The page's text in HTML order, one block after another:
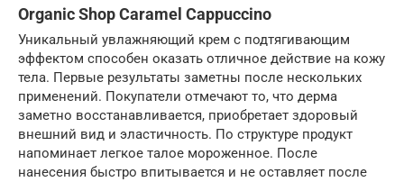
Organic Shop Caramel Cappuccino
Уникальный увлажняющий крем с подтягивающим
эффектом способен оказать отличное действие на кожу
тела. Первые результаты заметны после нескольких
применений. Покупатели отмечают то, что дерма
заметно восстанавливается, приобретает здоровый
внешний вид и эластичность. По структуре продукт
напоминает легкое талое мороженное. После
нанесения быстро впитывается и не оставляет после